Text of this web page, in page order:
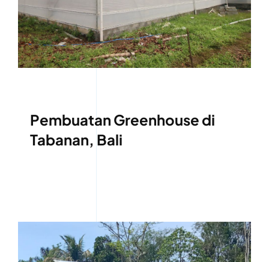
Pembuatan Greenhouse di
Tabanan, Bali